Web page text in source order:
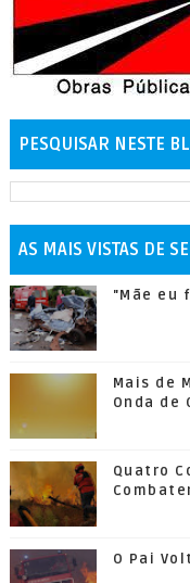
PESQUISAR NESTE
AS MAIS VISTAS DE
"Mãe eu
Mais de
Onda de
Quatro
O Pai